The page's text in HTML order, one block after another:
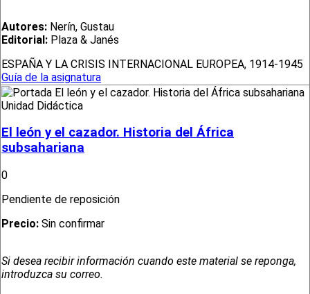
Autores: Nerín, Gustau
Editorial: Plaza & Janés
ESPAÑA Y LA CRISIS INTERNACIONAL EUROPEA, 1914-1945
Guía de la asignatura
Unidad Didáctica
El león y el cazador. Historia del África
subsahariana
0
Pendiente de reposición
Precio: Sin confirmar
Si desea recibir información cuando este material se reponga,
introduzca su correo.